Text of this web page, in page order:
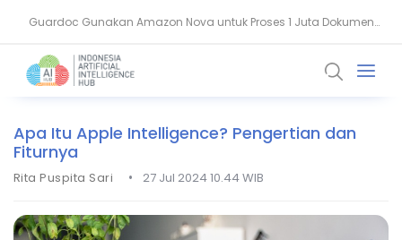
Guardoc Gunakan Amazon Nova untuk Proses 1 Juta Dokumen
Agentic Hospital, Strategi Salesforce Ubah Layanan Kesehatan
Apa Itu Apple Intelligence? Pengertian dan
Fiturnya
Rita Puspita Sari • 27 Jul 2024 10.44 WIB